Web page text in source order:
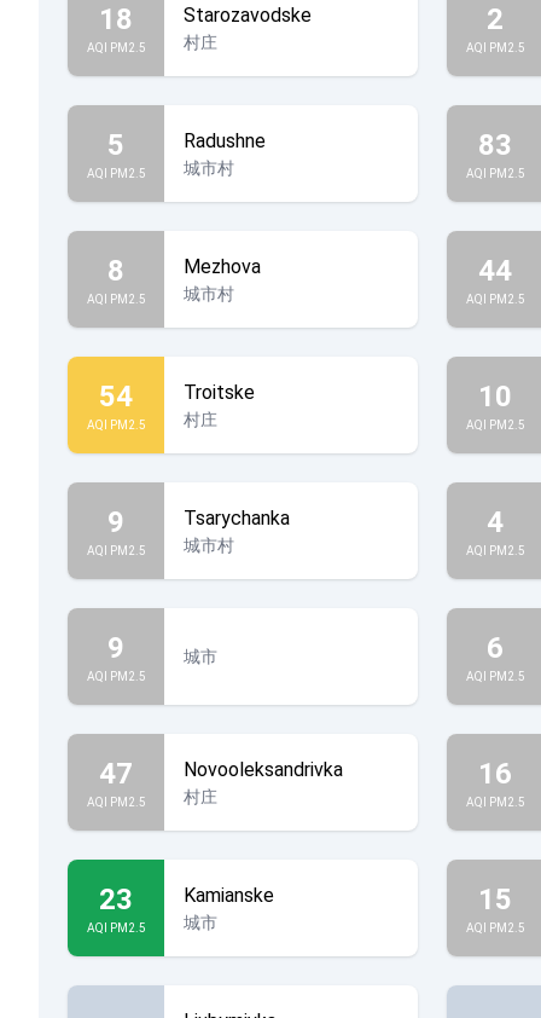
18
AQI PM2.5
Starozavodske
村庄
2
AQI PM2.5
5
AQI PM2.5
Radushne
城市村
83
AQI PM2.5
8
AQI PM2.5
Mezhova
城市村
44
AQI PM2.5
54
AQI PM2.5
Troitske
村庄
10
AQI PM2.5
9
AQI PM2.5
Tsarychanka
城市村
4
AQI PM2.5
9
AQI PM2.5
城市 6
AQI PM2.5
47
AQI PM2.5
Novooleksandrivka
村庄
16
AQI PM2.5
23
AQI PM2.5
Kamianske
城市
15
AQI PM2.5